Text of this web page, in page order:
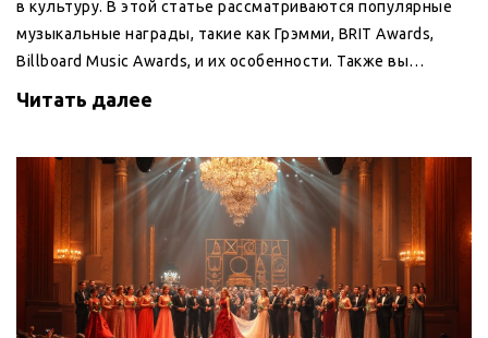
в культуру. В этой статье рассматриваются популярные
музыкальные награды, такие как Грэмми, BRIT Awards,
Billboard Music Awards, и их особенности. Также вы
глубже понять эти престижные конкурсы.
Читать далее